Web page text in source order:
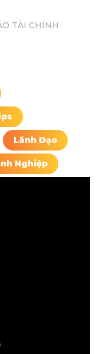
TÀI CHÍNH
Lãnh Đạo
Nghiệp